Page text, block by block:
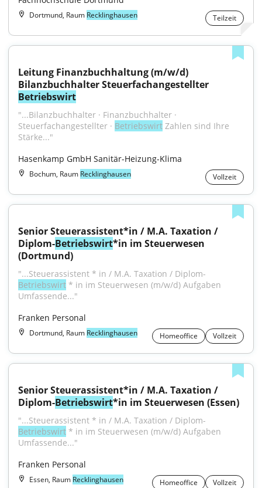
Dortmund, Raum Recklinghausen Teilzeit
Leitung Finanzbuchhaltung (m/w/d)
Betriebswirt
"...Bilanzbuchhalter · Finanzbuchhalter ·
Steuerfachangestellter · Betriebswirt Zahlen sind Ihre
Stärke..."
Hasenkamp GmbH Sanitär-Heizung-Klima
Bochum, Raum Recklinghausen Vollzeit
Senior Steuerassistent*in / M.A. Taxation /
Diplom-Betriebswirt*in im Steuerwesen
(Dortmund)
"...Steuerassistent * in / M.A. Taxation / Diplom-
Betriebswirt * in im Steuerwesen (m/w/d) Aufgaben
Umfassende..."
Franken Personal
Dortmund, Raum Recklinghausen Homeoffice Vollzeit
Senior Steuerassistent*in / M.A. Taxation /
Diplom-Betriebswirt*in im Steuerwesen (Essen)
"...Steuerassistent * in / M.A. Taxation / Diplom-
Betriebswirt * in im Steuerwesen (m/w/d) Aufgaben
Umfassende..."
Franken Personal
Essen, Raum Recklinghausen Homeoffice Vollzeit